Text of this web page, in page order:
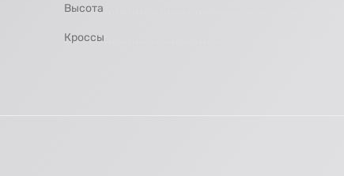
Высота
Кроссы